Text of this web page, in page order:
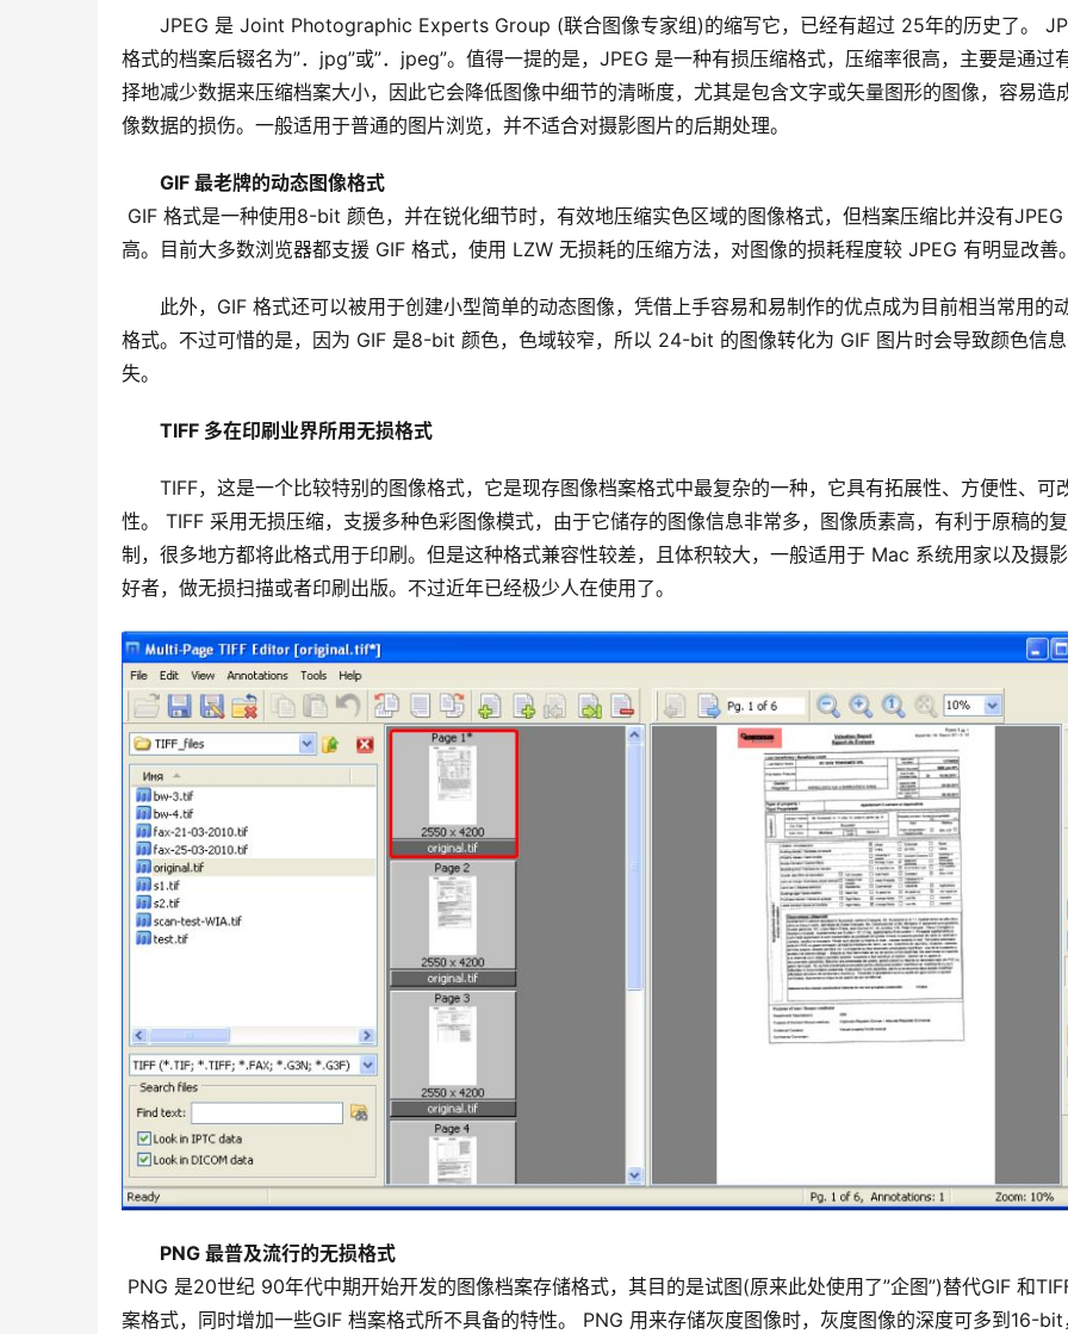
JPEG 是 Joint Photographic Experts Group (联合图像专家组)的缩写它，已经有超过 25年的历史了。
格式的档案后辍名为”．jpg”或”．jpeg”。值得一提的是，JPEG 是一种有损压缩格式，压缩率很高，主要是通过
择地减少数据来压缩档案大小，因此它会降低图像中细节的清晰度，尤其是包含文字或矢量图形的图像，容易造
像数据的损伤。一般适用于普通的图片浏览，并不适合对摄影图片的后期处理。
GIF 最老牌的动态图像格式
高。目前大多数浏览器都支援 GIF 格式，使用 LZW 无损耗的压缩方法，对图像的损耗程度较 JPEG 有明显改善
此外，GIF 格式还可以被用于创建小型简单的动态图像，凭借上手容易和易制作的优点成为目前相当常用的
格式。不过可惜的是，因为 GIF 是8-bit 颜色，色域较窄，所以 24-bit 的图像转化为 GIF 图片时会导致颜色信
失。
TIFF 多在印刷业界所用无损格式
TIFF，这是一个比较特别的图像格式，它是现存图像档案格式中最复杂的一种，它具有拓展性、方便性、可
性。 TIFF 采用无损压缩，支援多种色彩图像模式，由于它储存的图像信息非常多，图像质素高，有利于原稿的复
制，很多地方都将此格式用于印刷。但是这种格式兼容性较差，且体积较大，一般适用于 Mac 系统用家以及摄
好者，做无损扫描或者印刷出版。不过近年已经极少人在使用了。
PNG 最普及流行的无损格式
案格式，同时增加一些GIF 档案格式所不具备的特性。 PNG 用来存储灰度图像时，灰度图像的深度可多到16-bit